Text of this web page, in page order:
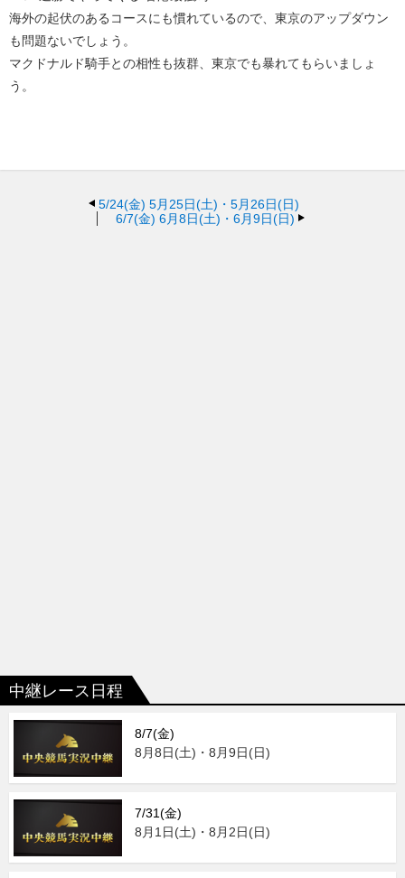
海外の起伏のあるコースにも慣れているので、東京のアップダウン
も問題ないでしょう。
マクドナルド騎手との相性も抜群、東京でも暴れてもらいましょ
う。
5/24(金) 5月25日(土)・5月26日(日)
6/7(金) 6月8日(土)・6月9日(日)
中継レース日程
8/7(金)
8月8日(土)・8月9日(日)
7/31(金)
8月1日(土)・8月2日(日)